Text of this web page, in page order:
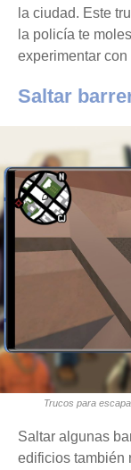
la ciudad. Este
la policía te
experimentar
Saltar
Trucos para
Saltar algunas
edificios también